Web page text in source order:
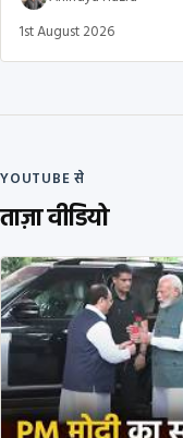
1st August 2026
YOUTUBE से
ताज़ा वीडियो